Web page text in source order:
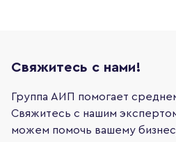
Свяжитесь с нами!
Группа АИП помогает
Свяжитесь с нашим
можем помочь вашему